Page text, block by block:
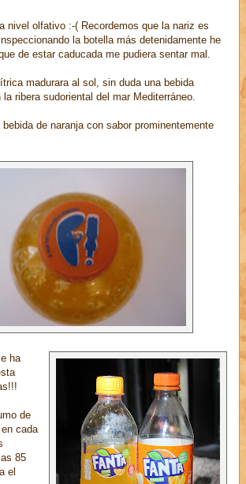
nivel olfativo :-( Recordemos que la nariz es
la botella más detenidamente he
de estar caducada me pudiera sentar mal.
madurara al sol, sin duda una bebida
ribera sudoriental del mar Mediterráneo.
de naranja con sabor prominentemente
ha
de
cada
85
el